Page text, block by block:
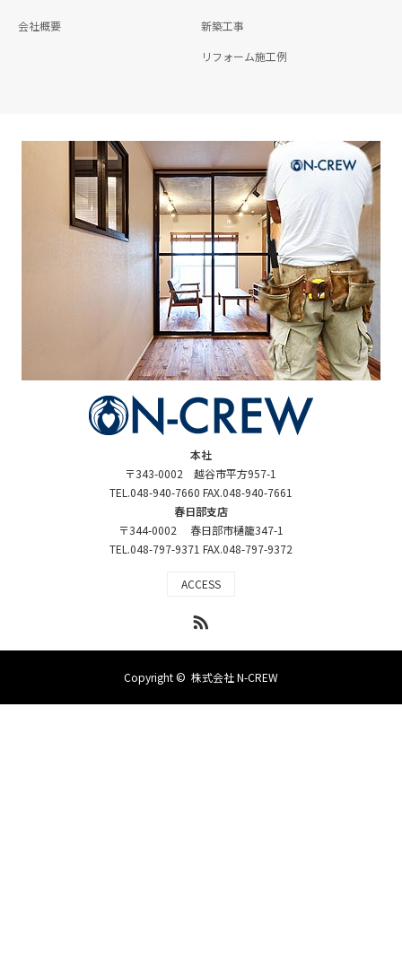
会社概要
新築工事
リフォーム施工例
本社
〒343-0002 越谷市平方957-1
TEL.048-940-7660 FAX.048-940-7661
春日部支店
〒344-0002 春日部市樋籠347-1
TEL.048-797-9371 FAX.048-797-9372
ACCESS
Copyright © 株式会社 N-CREW